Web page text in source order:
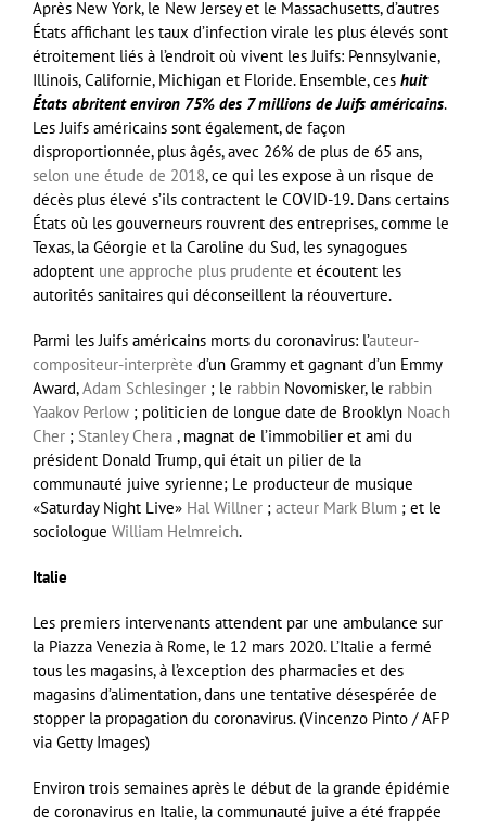
Après New York, le New Jersey et le Massachusetts, d’autres
États affichant les taux d’infection virale les plus élevés sont
étroitement liés à l’endroit où vivent les Juifs: Pennsylvanie,
Illinois, Californie, Michigan et Floride. Ensemble, ces huit
États abritent environ 75% des 7 millions de Juifs américains.
Les Juifs américains sont également, de façon
disproportionnée, plus âgés, avec 26% de plus de 65 ans,
selon une étude de 2018, ce qui les expose à un risque de
décès plus élevé s’ils contractent le COVID-19. Dans certains
États où les gouverneurs rouvrent des entreprises, comme le
Texas, la Géorgie et la Caroline du Sud, les synagogues
adoptent une approche plus prudente et écoutent les
autorités sanitaires qui déconseillent la réouverture.
Parmi les Juifs américains morts du coronavirus: l’auteur-
compositeur-interprète d’un Grammy et gagnant d’un Emmy
Award,Adam Schlesinger ; le rabbin Novomisker, le rabbin
Yaakov Perlow ; politicien de longue date de Brooklyn Noach
Cher ; Stanley Chera , magnat de l’immobilier et ami du
président Donald Trump, qui était un pilier de la
communauté juive syrienne; Le producteur de musique
«Saturday Night Live» Hal Willner ; acteur Mark Blum ; et le
sociologue William Helmreich.
Italie
Les premiers intervenants attendent par une ambulance sur
la Piazza Venezia à Rome, le 12 mars 2020. L’Italie a fermé
tous les magasins, à l’exception des pharmacies et des
magasins d’alimentation, dans une tentative désespérée de
stopper la propagation du coronavirus. (Vincenzo Pinto / AFP
via Getty Images)
Environ trois semaines après le début de la grande épidémie
de coronavirus en Italie, la communauté juive a été frappée